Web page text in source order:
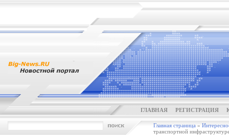
ГЛАВНАЯ РЕГИСТРАЦИЯ
Главная страница »
транспортной